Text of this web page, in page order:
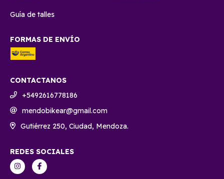
Guía de talles
FORMAS DE ENVÍO
CONTACTANOS
+5492616778186
mendobikear@gmail.com
Gutiérrez 250, Ciudad, Mendoza.
REDES SOCIALES